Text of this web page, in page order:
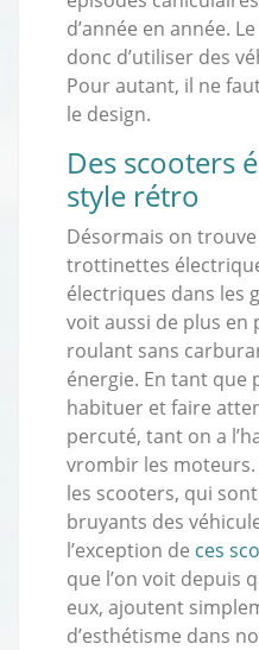
d’année en année.
donc d’utiliser des
Pour autant, il ne
le design.
Des scooters
style rétro
Désormais on
trottinettes
électriques dans les
voit aussi de plus en
roulant sans
énergie. En tant que
habituer et faire
percuté, tant on a
vrombir les
les scooters, qui
bruyants des
l’exception de ces
que l’on voit depuis
eux, ajoutent
d’esthétisme dans